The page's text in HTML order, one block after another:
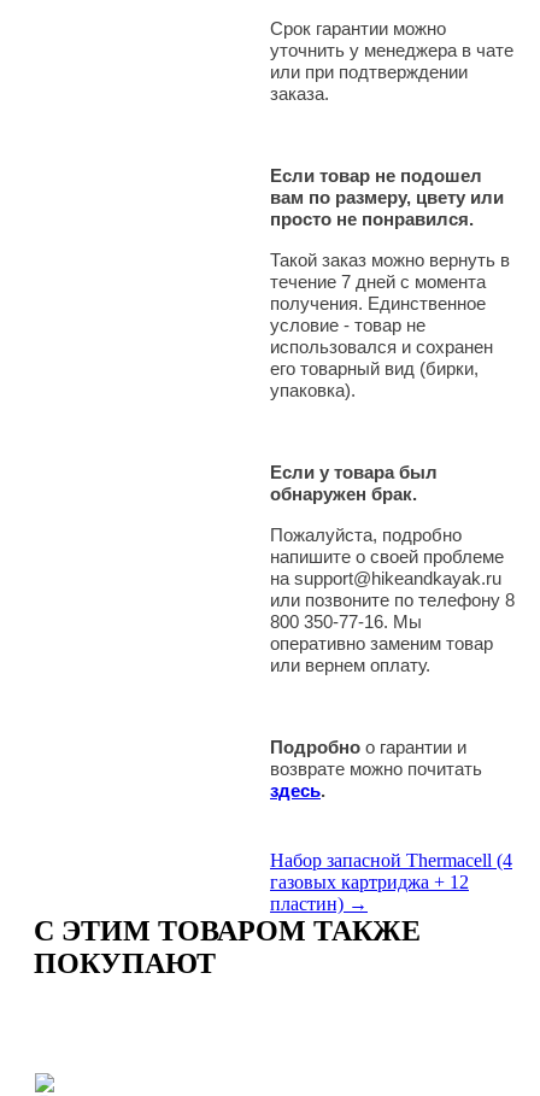
Срок гарантии можно
уточнить у менеджера в чате
или при подтверждении
заказа.
Если товар не подошел
вам по размеру, цвету или
просто не понравился.
Такой заказ можно вернуть в
течение 7 дней с момента
получения. Единственное
условие - товар не
использовался и сохранен
его товарный вид (бирки,
упаковка).
Если у товара был
обнаружен брак.
Пожалуйста, подробно
напишите о своей проблеме
на support@hikeandkayak.ru
или позвоните по телефону 8
800 350-77-16. Мы
оперативно заменим товар
или вернем оплату.
Подробно о гарантии и
возврате можно почитать
здесь.
Набор запасной Thermacell (4
газовых картриджа + 12
пластин) →
C ЭТИМ ТОВАРОМ ТАКЖЕ
ПОКУПАЮТ